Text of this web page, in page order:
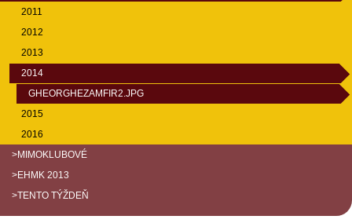
2011
2012
2013
2014
GHEORGHEZAMFIR2.JPG
2015
2016
>MIMOKLUBOVÉ
>EHMK 2013
>TENTO TÝŽDEŇ